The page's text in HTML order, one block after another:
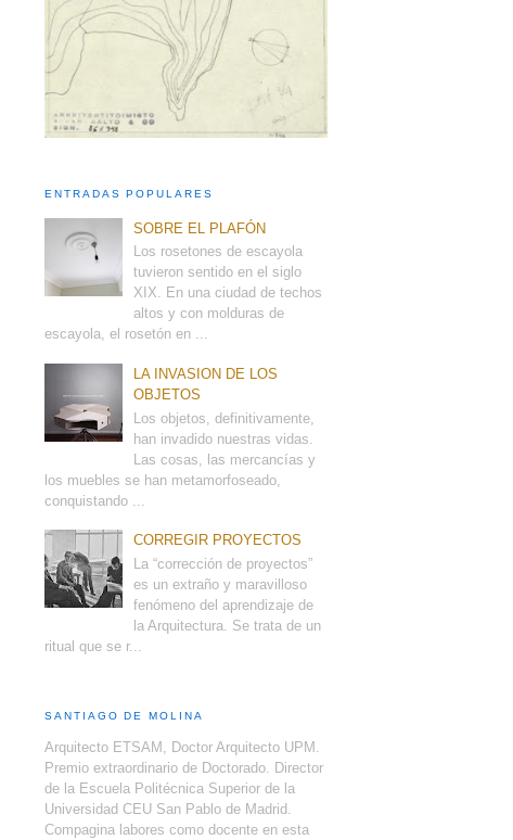
ENTRADAS POPULARES
SOBRE EL PLAFÓN
Los rosetones de escayola
tuvieron sentido en el siglo
XIX. En una ciudad de techos
altos y con molduras de
escayola, el rosetón en ...
LA INVASION DE LOS
OBJETOS
Los objetos, definitivamente,
han invadido nuestras vidas.
Las cosas, las mercancías y
los muebles se han metamorfoseado,
conquistando ...
CORREGIR PROYECTOS
La “corrección de proyectos”
es un extraño y maravilloso
fenómeno del aprendizaje de
la Arquitectura. Se trata de un
ritual que se r...
SANTIAGO DE MOLINA
Arquitecto ETSAM, Doctor Arquitecto UPM.
Premio extraordinario de Doctorado. Director
de la Escuela Politécnica Superior de la
Universidad CEU San Pablo de Madrid.
Compagina labores como docente en esta